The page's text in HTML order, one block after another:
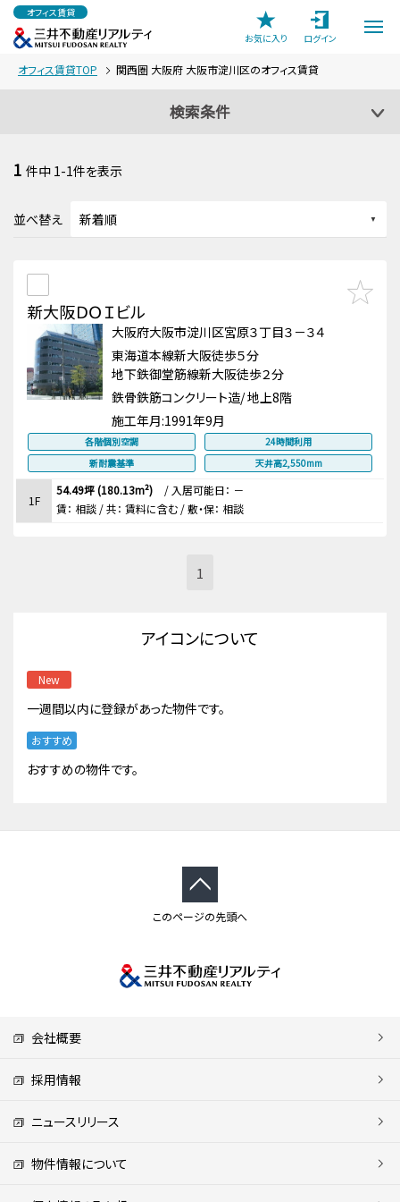
オフィス賃貸
お気に入り
ログイン
オフィス賃貸TOP 関西圏 大阪府 大阪市淀川区のオフィス賃貸
検索条件
1 件中 1-1件を表示
並べ替え
新大阪ＤＯＩビル
大阪府大阪市淀川区宮原３丁目３－３４
東海道本線新大阪徒歩５分
地下鉄御堂筋線新大阪徒歩２分
鉄骨鉄筋コンクリート造/ 地上8階
施工年月:1991年9月
各階個別空調
24時間利用
新耐震基準
天井高2,550mm
1F
54.49坪 (180.13m²) / 入居可能日： －
賃： 相談 / 共： 賃料に含む / 敷・保： 相談
1
アイコンについて
New
一週間以内に登録があった物件です。
おすすめ
おすすめの物件です。
このページの先頭へ
会社概要
採用情報
ニュースリリース
物件情報について